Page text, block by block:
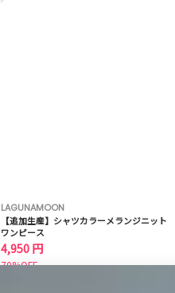
LAGUNAMOON
【追加生産】シャツカラーメランジニット
ワンピース
4,950 円
70%OFF